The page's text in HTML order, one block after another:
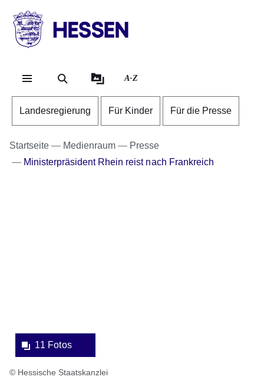
HESSEN
Landesregierung
A-Z
Landesregierung Für Kinder Für die Presse
Startseite Medienraum
Presse
Ministerpräsident Rhein reist nach Frankreich
11 Fotos
© Hessische Staatskanzlei